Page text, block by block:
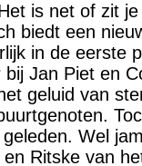
is net of zit
biedt een
in de eerste
Jan Piet en
geluid van
Wel
Ritske van